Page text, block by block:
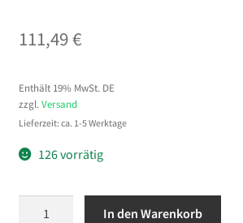
111,49€
Enthält 19% MwSt. DE
zzgl. Versand
Lieferzeit: ca. 1-5 Werktage
126 vorrätig
In den Warenkorb